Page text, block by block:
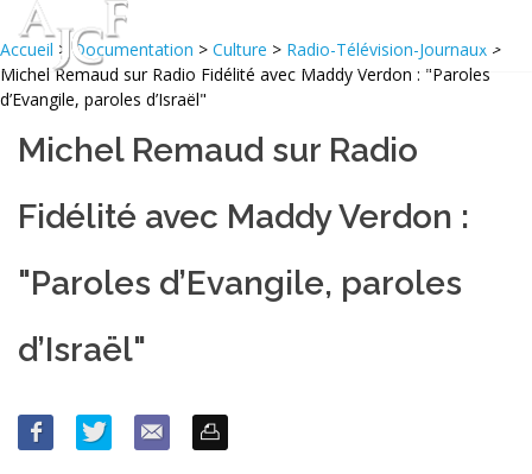
Accueil >Documentation > Culture > Radio-Télévision-Journaux >
Michel Remaud sur Radio Fidélité avec Maddy Verdon : "Paroles
d’Evangile, paroles d’Israël"
Michel Remaud sur Radio
Fidélité avec Maddy Verdon :
"Paroles d’Evangile, paroles
d’Israël"